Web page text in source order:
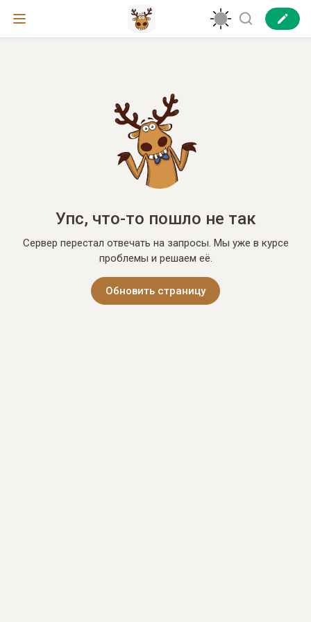
Упс, что-то пошло не так
Сервер перестал отвечать на запросы. Мы уже в курсе
проблемы и решаем её.
Обновить страницу